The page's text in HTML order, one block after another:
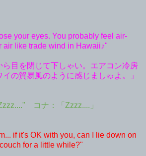
your eyes. You probably feel air-
air like trade wind in Hawaii♪"
ら目を閉じて下しゃい。エアコン冷房
の貿易風のように感じましゅよ。」
コナ：「Zzzz....」
if it's OK with you, can I lie down on
for a little while?"